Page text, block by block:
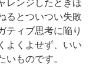
レンジしたときほ
るとついつい失敗
ティブ思考に陥り
よくよせず、いい
ものです。